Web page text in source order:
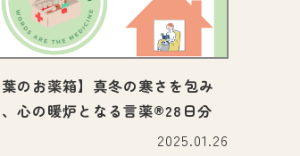
葉のお薬箱】真冬の寒さを包み
心の暖炉となる言薬®28日分
2025.01.26